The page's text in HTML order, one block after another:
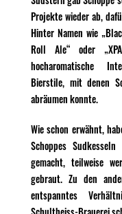
Projekte wieder ab,
Hinter Namen wie
Roll Ale“ oder
hocharomatische
Bierstile, mit denen
abräumen konnte.
Wie schon erwähnt,
Schoppes
gemacht, teilweise
gebraut. Zu den
entspanntes